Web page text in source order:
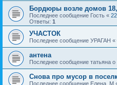
Бордюры возле домов 18,
Последнее сообщение Гость «
Ответы: 1
УЧАСТОК
Последнее сообщение УРАГАН «
антена
Последнее сообщение татьяна о
Снова про мусор в
Последнее сообщение Елена_М